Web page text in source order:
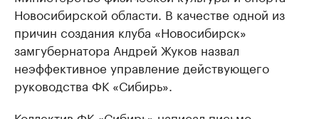
Новосибирской области. В качестве одной из
причин создания клуба «Новосибирск»
замгубернатора Андрей Жуков назвал
неэффективное управление действующего
руководства ФК «Сибирь».